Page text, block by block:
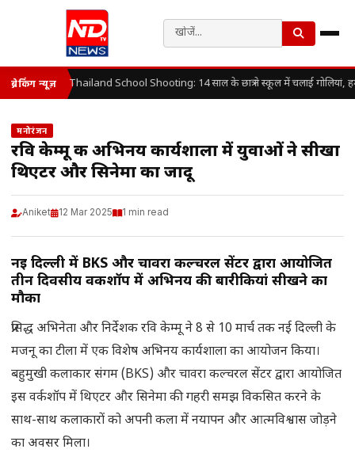
ब्रेकिंग न्यूज़ Thailand School Shooting: 14 साल के छात्र ने स्कूल में चलाई गोलियां,
मनोरंजन
रवि केम्मू की अभिनय कार्यशाला में युवाओं ने सीखा
थिएटर और सिनेमा का जादू
Aniket 12 Mar 2025 1 min read
नई दिल्ली में BKS और चावरा कल्चरल सेंटर द्वारा आयोजित
तीन दिवसीय वर्कशॉप में अभिनय की बारीकियां सीखने का
मौका
प्रसिद्ध अभिनेता और निर्देशक रवि केम्मू ने 8 से 10 मार्च तक नई दिल्ली के
मजनू का टीला में एक विशेष अभिनय कार्यशाला का आयोजन किया।
बहुमुखी कलाकार संगम (BKS) और चावरा कल्चरल सेंटर द्वारा आयोजित
इस वर्कशॉप में थिएटर और सिनेमा की गहरी समझ विकसित करने के
साथ-साथ कलाकारों को अपनी कला में नयापन और आत्मविश्वास जोड़ने
का अवसर मिला।